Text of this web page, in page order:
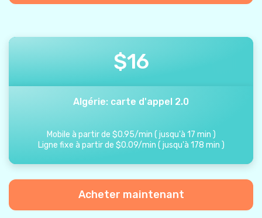
$16
Algérie: carte d'appel 2.0
Mobile à partir de $0.95/min ( jusqu'à 17 min )
Ligne fixe à partir de $0.09/min ( jusqu'à 178 min )
Acheter maintenant